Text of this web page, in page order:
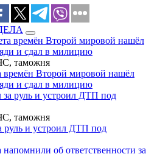
таможня
времён Второй мировой нашёл
и сдал в милицию
таможня
руль и устроил ДТП под